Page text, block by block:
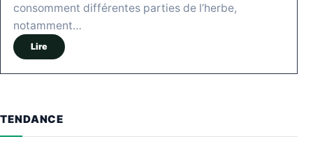
consomment différentes parties de l’herbe,
notamment…
Lire
TENDANCE